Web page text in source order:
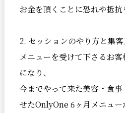
お金を頂くことに恐れや抵
2. セッションのやり方と集
メニューを受けて下さるお
になり、
今までやって来た美容・食
せたOnlyOne 6ヶ月メニュー